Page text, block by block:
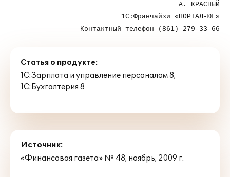
А. КРАСНЫЙ
1С:Франчайзи «ПОРТАЛ-ЮГ»
Контактный телефон (861) 279-33-66
Статья о продукте:
1С:Зарплата и управление персоналом 8,
1С:Бухгалтерия 8
Источник:
«Финансовая газета» № 48, ноябрь, 2009 г.